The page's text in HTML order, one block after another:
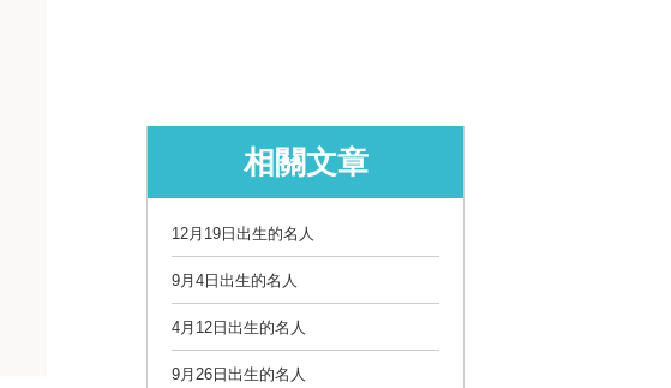
相關文章
12月19日出生的名人
9月4日出生的名人
4月12日出生的名人
9月26日出生的名人